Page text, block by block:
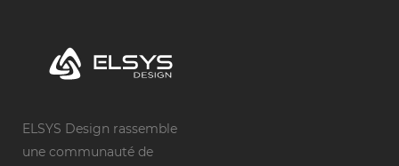
ELSYS Design rassemble
une communauté de